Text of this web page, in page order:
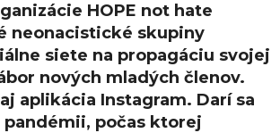
HOPE not hate
neonacistické skupiny
siete na propagáciu svojej
nových mladých členov.
aplikácia Instagram. Darí sa
počas ktorej